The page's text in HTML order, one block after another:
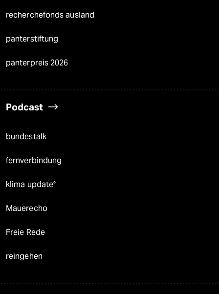
recherchefonds ausland
panterstiftung
panterpreis 2026
Podcast
bundestalk
fernverbindung
klima update°
Mauerecho
Freie Rede
reingehen